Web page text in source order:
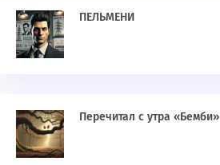
ПЕЛЬМЕНИ
Перечитал с утра «Бемби»